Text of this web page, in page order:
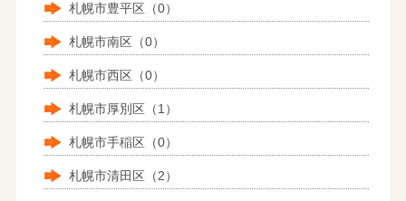
札幌市豊平区（0）
札幌市南区（0）
札幌市西区（0）
札幌市厚別区（1）
札幌市手稲区（0）
札幌市清田区（2）